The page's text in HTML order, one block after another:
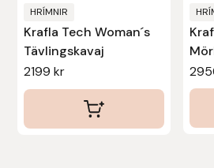
HRÍMNIR
Krafla Tech Woman´s
Tävlingskavaj
2199kr
produktsidan